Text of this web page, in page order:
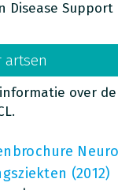
Disease Support
artsen
over
(2012)